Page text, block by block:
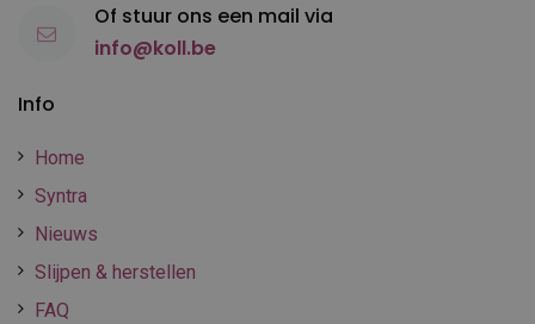
Info
Home
Syntra
Nieuws
Slijpen & herstellen
FAQ
Of stuur ons een mail via
info@koll.be